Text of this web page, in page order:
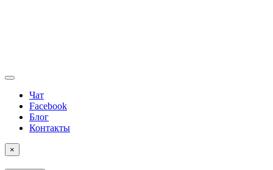
Чат
Facebook
Блог
Контакты
×